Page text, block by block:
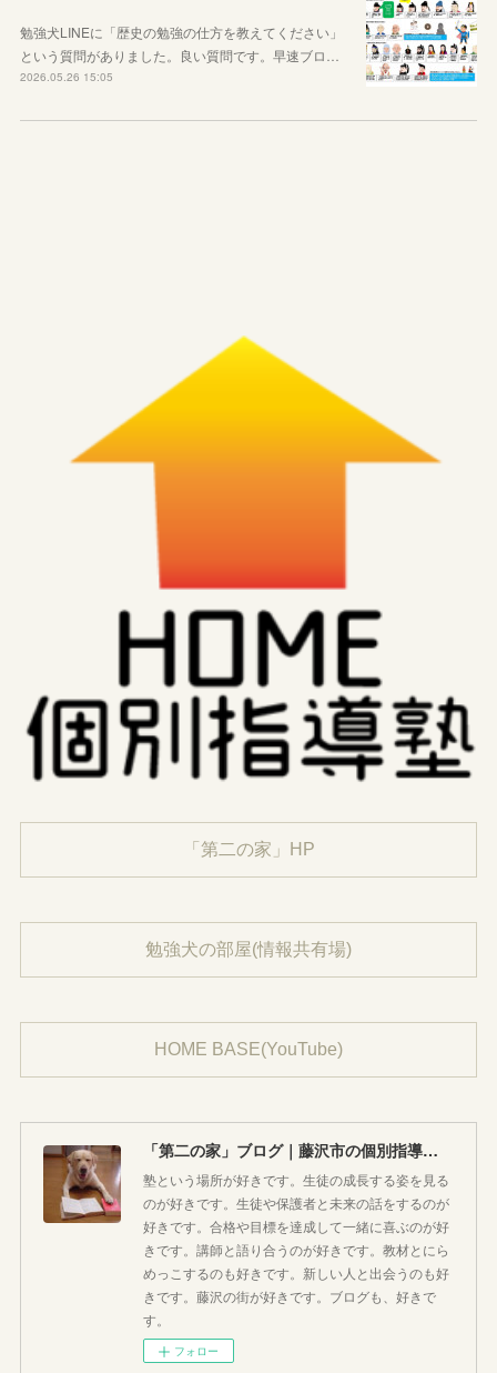
勉強犬LINEに「歴史の勉強の仕方を教えてください」
という質問がありました。良い質問です。早速ブロ…
2026.05.26 15:05
「第二の家」HP
勉強犬の部屋(情報共有場)
HOME BASE(YouTube)
「第二の家」ブログ｜藤沢市の個別指導塾のお話
塾という場所が好きです。生徒の成長する姿を見る
のが好きです。生徒や保護者と未来の話をするのが
好きです。合格や目標を達成して一緒に喜ぶのが好
きです。講師と語り合うのが好きです。教材とにら
めっこするのも好きです。新しい人と出会うのも好
きです。藤沢の街が好きです。ブログも、好きで
す。
フォロー